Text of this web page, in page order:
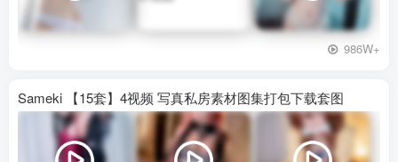
986W+
Sameki 【15套】4视频 写真私房素材图集打包下载套图